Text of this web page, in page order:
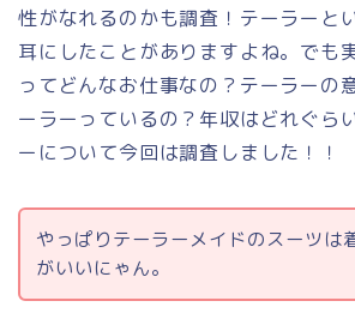
性がなれるのかも調査！ テーラーと
耳にしたことがありますよね。でも
ってどんなお仕事なの？テーラーの
ーラーっているの？年収はどれぐら
ーについて今回は調査しました！！
やっぱりテーラーメイドのスーツは
がいいにゃん。